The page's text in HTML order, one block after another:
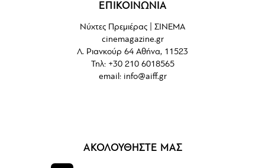
ΕΠΙΚΟΙΝΩΝΙΑ
Νύχτες Πρεμιέρας | ΣΙΝΕΜΑ
cinemagazine.gr
Λ. Ριανκούρ 64 Αθήνα, 11523
Τηλ: +30 210 6018565
email: info@aiff.gr
ΑΚΟΛΟΥΘΗΣΤΕ ΜΑΣ